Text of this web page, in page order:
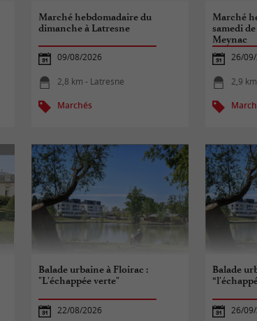
Marché hebdomadaire du
dimanche à Latresne
09/08/2026
2,8 km - Latresne
Marchés
Marché
samedi
Meynac
26/
2,9
Balade urbaine à Floirac :
"L'échappée verte"
22/08/2026
Balade
26/